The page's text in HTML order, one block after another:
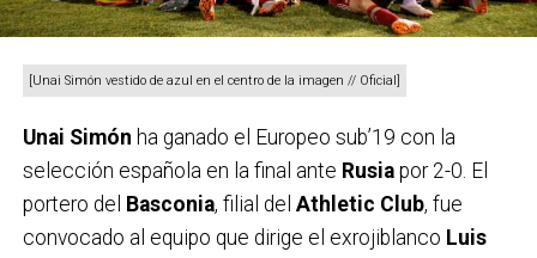
[Unai Simón vestido de azul en el centro de la imagen // Oficial]
Unai Simón ha ganado el Europeo sub’19 con la
selección española en la final ante Rusiapor 2-0. El
portero del Basconia, filial del Athletic Club, fue
convocado al equipo que dirige el exrojiblanco Luis